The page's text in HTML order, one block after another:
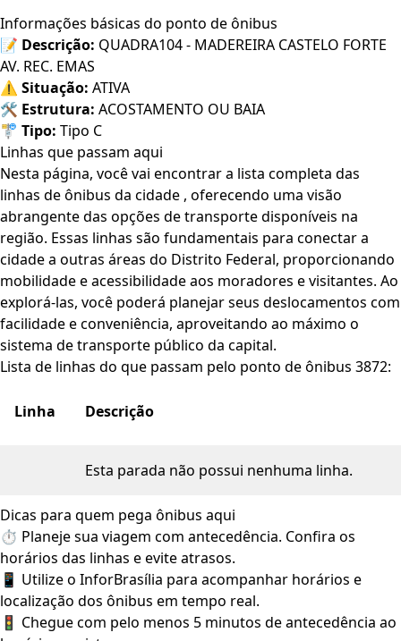
Informações básicas do ponto de ônibus
📝 Descrição: QUADRA104 - MADEREIRA CASTELO FORTE
AV. REC. EMAS
⚠️ Situação: ATIVA
🛠️ Estrutura: ACOSTAMENTO OU BAIA
🚏 Tipo: Tipo C
Linhas que passam aqui
Nesta página, você vai encontrar a lista completa das
linhas de ônibus da cidade , oferecendo uma visão
abrangente das opções de transporte disponíveis na
região. Essas linhas são fundamentais para conectar a
cidade a outras áreas do Distrito Federal, proporcionando
mobilidade e acessibilidade aos moradores e visitantes. Ao
explorá-las, você poderá planejar seus deslocamentos com
facilidade e conveniência, aproveitando ao máximo o
sistema de transporte público da capital.
Lista de linhas do que passam pelo ponto de ônibus 3872:
Linha Descrição
Esta parada não possui nenhuma linha.
Dicas para quem pega ônibus aqui
⏱️ Planeje sua viagem com antecedência. Confira os
horários das linhas e evite atrasos.
📱 Utilize o InforBrasília para acompanhar horários e
localização dos ônibus em tempo real.
🚦 Chegue com pelo menos 5 minutos de antecedência ao